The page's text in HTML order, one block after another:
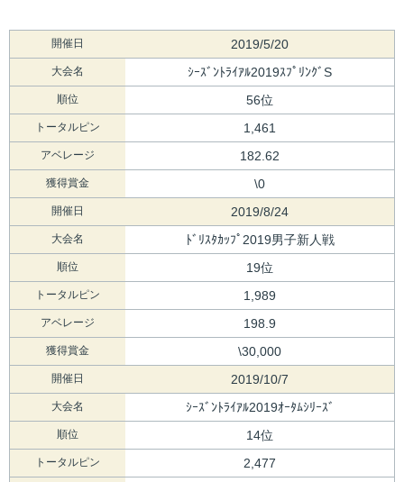
開催日 2019/5/20
大会名 ｼｰｽﾞﾝﾄﾗｲｱﾙ2019ｽﾌﾟﾘﾝｸﾞS
順位 56位
トータルピン 1,461
アベレージ 182.62
獲得賞金 \0
開催日 2019/8/24
大会名 ﾄﾞﾘｽﾀｶｯﾌﾟ2019男子新人戦
順位 19位
トータルピン 1,989
アベレージ 198.9
獲得賞金 \30,000
開催日 2019/10/7
大会名 ｼｰｽﾞﾝﾄﾗｲｱﾙ2019ｵｰﾀﾑｼﾘｰｽﾞ
順位 14位
トータルピン 2,477